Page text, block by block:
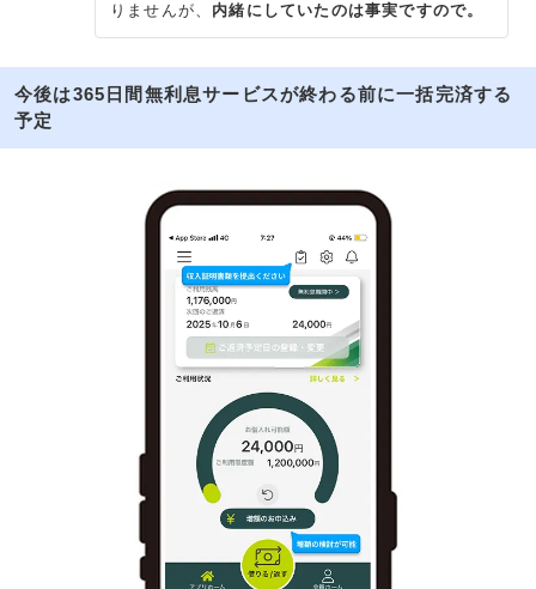
りませんが、 内緒にしていたのは事実ですので。
今後は365日間無利息サービスが終わる前に一括完済する
予定